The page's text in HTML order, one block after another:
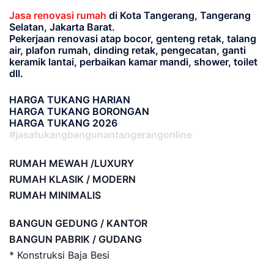
Jasa renovasi rumah di Kota Tangerang, Tangerang
Selatan, Jakarta Barat.
Pekerjaan renovasi atap bocor, genteng retak, talang
air, plafon rumah, dinding retak, pengecatan, ganti
keramik lantai, perbaikan kamar mandi, shower, toilet
dll.
HARGA TUKANG HARIAN
HARGA TUKANG BORONGAN
HARGA TUKANG 2026
#jasatukangbangunantangerangonline
RUMAH MEWAH /LUXURY
RUMAH KLASIK / MODERN
RUMAH MINIMALIS
BANGUN GEDUNG / KANTOR
BANGUN PABRIK / GUDANG
* Konstruksi Baja Besi